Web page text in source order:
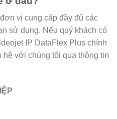
vị cung cấp đầy đủ các
sử dụng. Nếu quý khách có
IP DataFlex Plus chính
hệ với chúng tôi qua thông tin